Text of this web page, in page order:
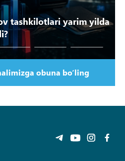
tashkilotlari yarim yilda
obuna bo‘ling